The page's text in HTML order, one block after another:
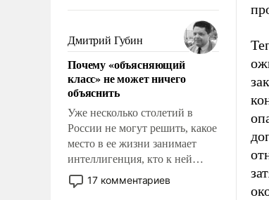
фундаментальным знанием,
что мировая политика имеет
свойство заявляться на порог
нашего дома.
Дмитрий Губин
Почему «объясняющий
класс» не может ничего
объяснить
Уже несколько столетий в
России не могут решить, какое
место в ее жизни занимает
интеллигенция, кто к ней
принадлежит, а кого из нее
исключили с правом
17 комментариев